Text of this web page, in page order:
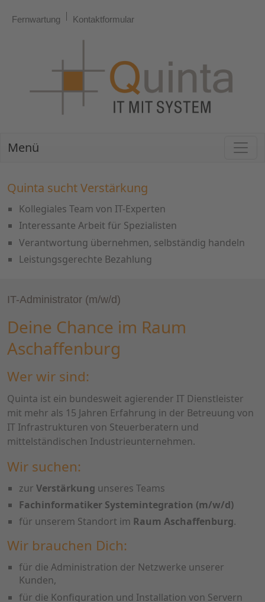
Fernwartung Kontaktformular
Menü
Quinta sucht Verstärkung
Kollegiales Team von IT-Experten
Interessante Arbeit für Spezialisten
Verantwortung übernehmen, selbständig handeln
Leistungsgerechte Bezahlung
IT-Administrator (m/w/d)
Deine Chance im Raum
Aschaffenburg
Wer wir sind:
Quinta ist ein bundesweit agierender IT Dienstleister
mit mehr als 15 Jahren Erfahrung in der Betreuung von
IT Infrastrukturen von Steuerberatern und
mittelständischen Industrieunternehmen.
Wir suchen:
zur Verstärkung unseres Teams
Fachinformatiker Systemintegration (m/w/d)
für unserem Standort im Raum Aschaffenburg.
Wir brauchen Dich:
für die Administration der Netzwerke unserer
Kunden,
für die Konfiguration und Installation von Servern